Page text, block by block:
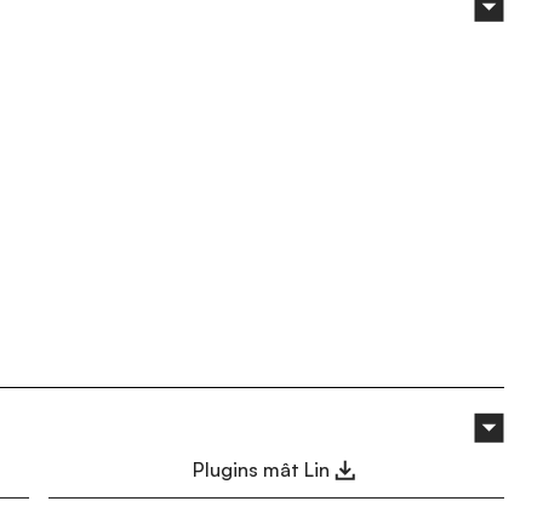
Plugins mât Lin